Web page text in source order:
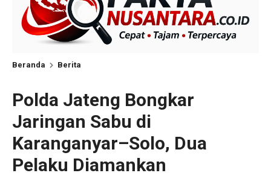
Beranda Berita
Polda Jateng Bongkar
Jaringan Sabu di
Karanganyar–Solo, Dua
Pelaku Diamankan